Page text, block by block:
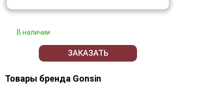
В наличии
ЗАКАЗАТЬ
Товары бренда Gonsin